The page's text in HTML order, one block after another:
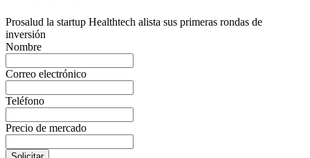
Prosalud la startup Healthtech alista sus primeras rondas de
inversión
Nombre
Correo electrónico
Teléfono
Precio de mercado